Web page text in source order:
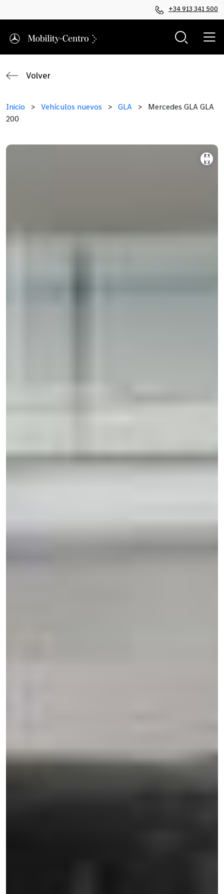
+34 913 341 500
Volver
Inicio > Vehículos nuevos > GLA >
Mercedes GLA GLA
200